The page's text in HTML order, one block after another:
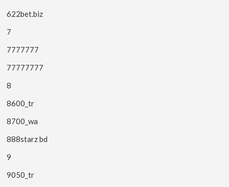
622bet.biz
7
7777777
77777777
8
8600_tr
8700_wa
888starz bd
9
9050_tr